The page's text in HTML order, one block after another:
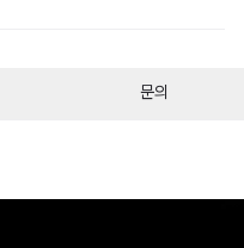
문의